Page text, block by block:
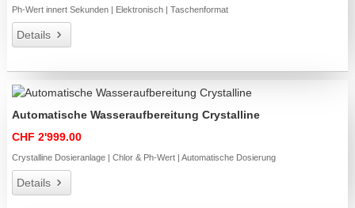
Ph-Wert innert Sekunden | Elektronisch | Taschenformat
Details
Automatische Wasseraufbereitung Crystalline
CHF 2'999.00
Crystalline Dosieranlage | Chlor & Ph-Wert | Automatische Dosierung
Details